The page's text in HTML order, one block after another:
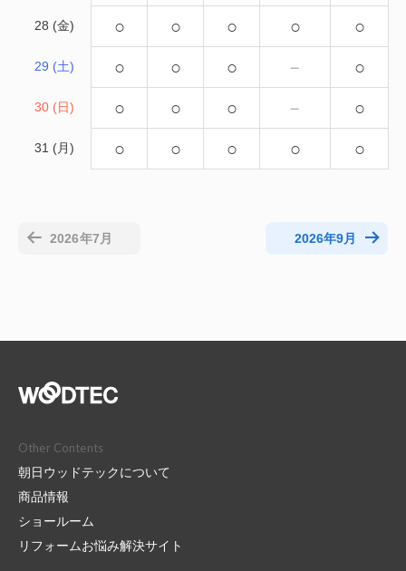
28 (金) ○ ○ ○ ○ ○
29 (土) ○ ○ ○ － ○
30 (日) ○ ○ ○ － ○
31 (月) ○ ○ ○ ○ ○
2026年7月 2026年9月
Other Contents
朝日ウッドテックについて
商品情報
ショールーム
リフォームお悩み解決サイト